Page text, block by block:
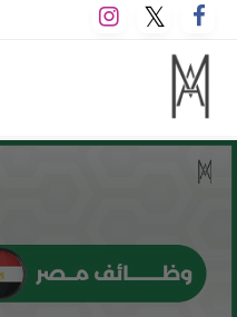
التخطي
إلى
المحتوى
M A hotels | إم ايه هوتيلز
الموقع الأول للعاملين في